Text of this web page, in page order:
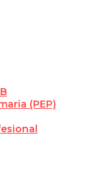
(PEP)